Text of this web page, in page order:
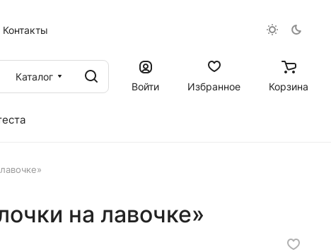
Контакты
Каталог
Войти
Избранное Корзина
на лавочке»